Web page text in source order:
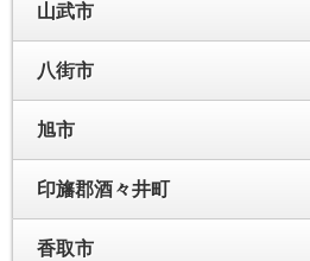
山武市
八街市
旭市
印旛郡酒々井町
香取市